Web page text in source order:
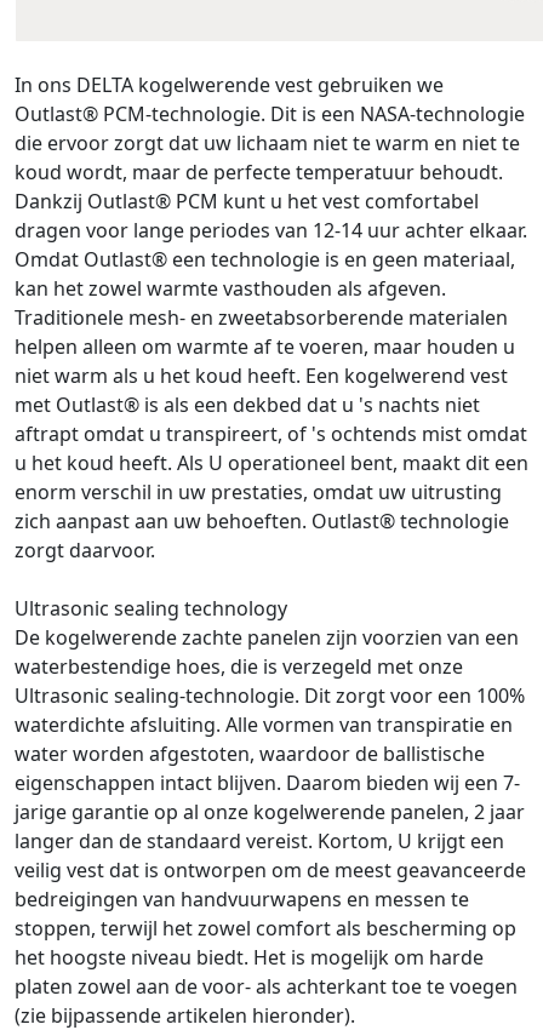
In ons DELTA kogelwerende vest gebruiken we
Outlast® PCM-technologie. Dit is een NASA-technologie
die ervoor zorgt dat uw lichaam niet te warm en niet te
koud wordt, maar de perfecte temperatuur behoudt.
Dankzij Outlast® PCM kunt u het vest comfortabel
dragen voor lange periodes van 12-14 uur achter elkaar.
Omdat Outlast® een technologie is en geen materiaal,
kan het zowel warmte vasthouden als afgeven.
Traditionele mesh- en zweetabsorberende materialen
helpen alleen om warmte af te voeren, maar houden u
niet warm als u het koud heeft. Een kogelwerend vest
met Outlast® is als een dekbed dat u 's nachts niet
aftrapt omdat u transpireert, of 's ochtends mist omdat
u het koud heeft. Als U operationeel bent, maakt dit een
enorm verschil in uw prestaties, omdat uw uitrusting
zich aanpast aan uw behoeften. Outlast® technologie
zorgt daarvoor.
Ultrasonic sealing technology
De kogelwerende zachte panelen zijn voorzien van een
waterbestendige hoes, die is verzegeld met onze
Ultrasonic sealing-technologie. Dit zorgt voor een 100%
waterdichte afsluiting. Alle vormen van transpiratie en
water worden afgestoten, waardoor de ballistische
eigenschappen intact blijven. Daarom bieden wij een 7-
jarige garantie op al onze kogelwerende panelen, 2 jaar
langer dan de standaard vereist. Kortom, U krijgt een
veilig vest dat is ontworpen om de meest geavanceerde
bedreigingen van handvuurwapens en messen te
stoppen, terwijl het zowel comfort als bescherming op
het hoogste niveau biedt. Het is mogelijk om harde
platen zowel aan de voor- als achterkant toe te voegen
(zie bijpassende artikelen hieronder).